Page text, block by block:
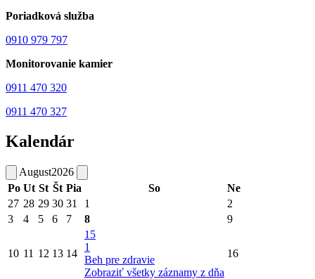
Poriadková služba
0910 979 797
Monitorovanie kamier
0911 470 320
0911 470 327
Kalendár
August2026
Po Ut St Št Pia So
Ne
27 28 29 30 31 1
2
3
4 5 6 7 8 9
10 11 12 13 14
15
1
Beh pre zdravie
Zobraziť všetky záznamy z dňa
16